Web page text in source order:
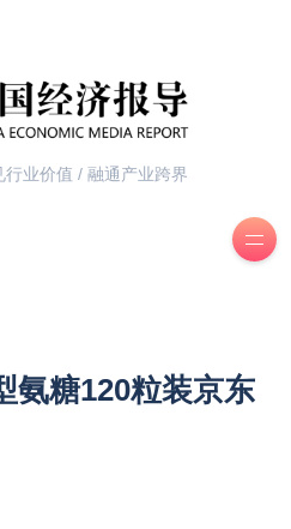
业价值 / 融通产业跨界
氨糖120粒装京东